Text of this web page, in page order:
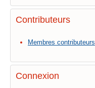
Contributeurs
Membres contributeurs
Connexion